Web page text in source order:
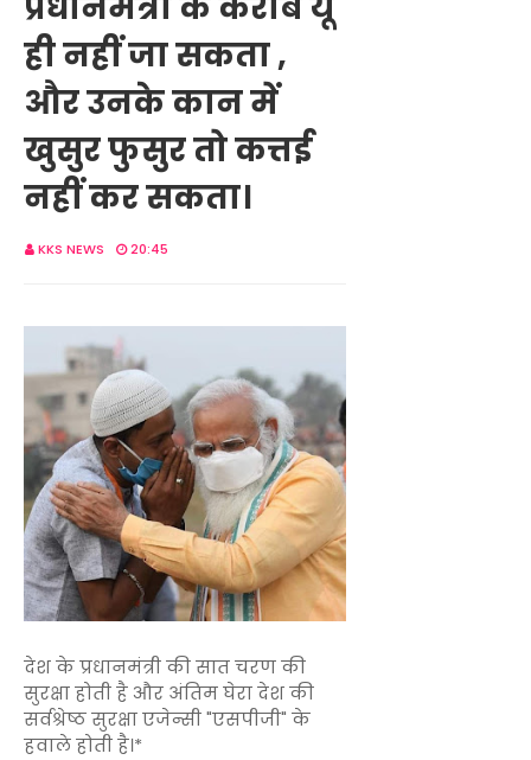
ही नहीं जा सकता ,
और उनके कान में
खुसुर फुसुर तो कत्तई
नहीं कर सकता।
KKS NEWS 20:45
देश के प्रधानमंत्री की सात चरण की
सुरक्षा होती है और अंतिम घेरा देश की
सर्वश्रेष्ठ सुरक्षा एजेन्सी "एसपीजी" के
हवाले होती है।*